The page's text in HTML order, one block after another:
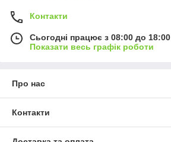
Контакти
Сьогодні працює з 08:00 до 18:00
Показати весь графік роботи
Про нас
Контакти